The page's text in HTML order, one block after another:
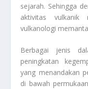
sejarah. Sehingga
aktivitas vulkanik
vulkanologi
Berbagai jenis
peningkatan
yang menandakan
di bawah